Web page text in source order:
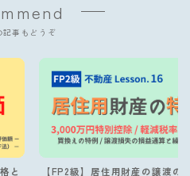
記事もどうぞ
と 【FP2級】居住用財産の譲渡の